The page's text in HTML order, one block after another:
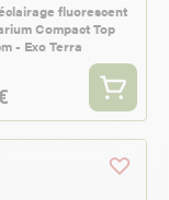
fluorescent
Compact Top
- Exo Terra